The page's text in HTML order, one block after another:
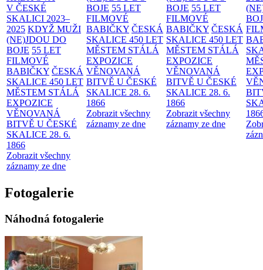
V ČESKÉ
SKALICI 2023–
2025 KDYŽ MUŽI
(NE)JDOU DO
BOJE 55 LET
FILMOVÉ
BABIČKY ČESKÁ
SKALICE 450 LET
MĚSTEM STÁLÁ
EXPOZICE
VĚNOVANÁ
BITVĚ U ČESKÉ
SKALICE 28. 6.
1866
Zobrazit všechny
záznamy ze dne
BOJE 55 LET
FILMOVÉ
BABIČKY ČESKÁ
SKALICE 450 LET
MĚSTEM STÁLÁ
EXPOZICE
VĚNOVANÁ
BITVĚ U ČESKÉ
SKALICE 28. 6.
1866
Zobrazit všechny
záznamy ze dne
BOJE 55 LET
FILMOVÉ
BABIČKY ČESKÁ
SKALICE 450 LET
MĚSTEM STÁLÁ
EXPOZICE
VĚNOVANÁ
BITVĚ U ČESKÉ
SKALICE 28. 6.
1866
Zobrazit všechny
záznamy ze dne
Fotogalerie
Náhodná fotogalerie